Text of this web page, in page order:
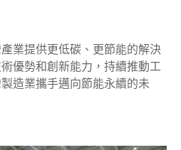
業提供更低碳、更節能的解決
優勢和創新能力，持續推動工
造業攜手邁向節能永續的未